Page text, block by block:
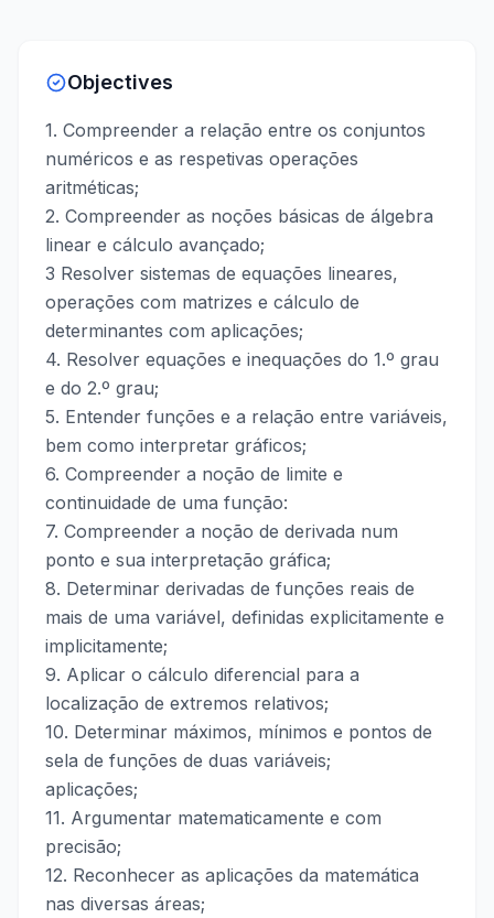
Objectives
1. Compreender a relação entre os conjuntos
numéricos e as respetivas operações
aritméticas;
2. Compreender as noções básicas de álgebra
linear e cálculo avançado;
3 Resolver sistemas de equações lineares,
operações com matrizes e cálculo de
determinantes com aplicações;
4. Resolver equações e inequações do 1.º grau
e do 2.º grau;
5. Entender funções e a relação entre variáveis,
bem como interpretar gráficos;
6. Compreender a noção de limite e
continuidade de uma função:
7. Compreender a noção de derivada num
ponto e sua interpretação gráfica;
8. Determinar derivadas de funções reais de
mais de uma variável, definidas explicitamente e
implicitamente;
9. Aplicar o cálculo diferencial para a
localização de extremos relativos;
10. Determinar máximos, mínimos e pontos de
sela de funções de duas variáveis;
aplicações;
11. Argumentar matematicamente e com
precisão;
12. Reconhecer as aplicações da matemática
nas diversas áreas;